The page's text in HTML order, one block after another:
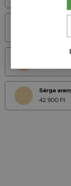
Vörös
Sárga
Sárga
42 900 Ft